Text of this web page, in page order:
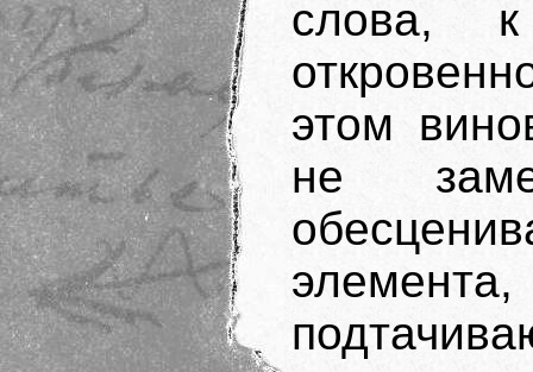
слова,
этом
не